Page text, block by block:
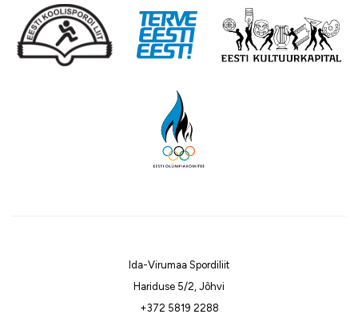
Ida-Virumaa Spordiliit
Hariduse 5/2, Jõhvi
+372 5819 2288